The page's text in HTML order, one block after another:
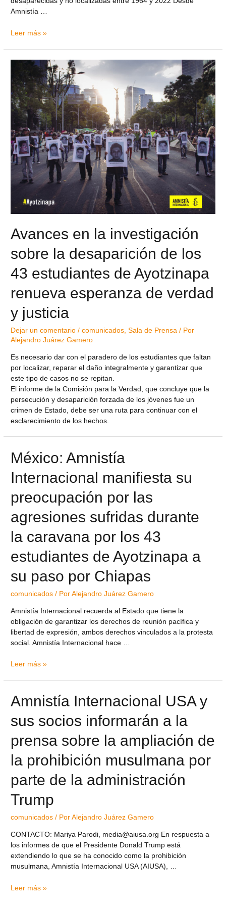
Amnistía …
Leer más »
Avances en la investigación
sobre la desaparición de los
43 estudiantes de Ayotzinapa
renueva esperanza de verdad
y justicia
Dejar un comentario /comunicados,Sala de Prensa / Por
Alejandro Juárez Gamero
Es necesario dar con el paradero de los estudiantes que faltan
por localizar, reparar el daño integralmente y garantizar que
este tipo de casos no se repitan.
El informe de la Comisión para la Verdad, que concluye que la
persecución y desaparición forzada de los jóvenes fue un
crimen de Estado, debe ser una ruta para continuar con el
esclarecimiento de los hechos.
México: Amnistía
Internacional manifiesta su
preocupación por las
agresiones sufridas durante
la caravana por los 43
estudiantes de Ayotzinapa a
su paso por Chiapas
comunicados / PorAlejandro Juárez Gamero
Amnistía Internacional recuerda al Estado que tiene la
obligación de garantizar los derechos de reunión pacífica y
libertad de expresión, ambos derechos vinculados a la protesta
social. Amnistía Internacional hace …
Leer más »
Amnistía Internacional USA y
sus socios informarán a la
prensa sobre la ampliación de
la prohibición musulmana por
parte de la administración
Trump
comunicados / PorAlejandro Juárez Gamero
CONTACTO: Mariya Parodi, media@aiusa.org En respuesta a
los informes de que el Presidente Donald Trump está
extendiendo lo que se ha conocido como la prohibición
musulmana, Amnistía Internacional USA (AIUSA), …
Leer más »